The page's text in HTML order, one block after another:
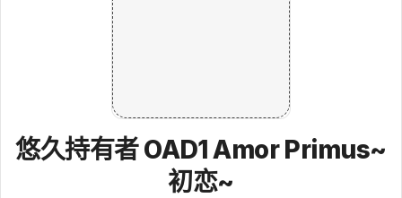
悠久持有者 OAD1 Amor Primus~
初恋~